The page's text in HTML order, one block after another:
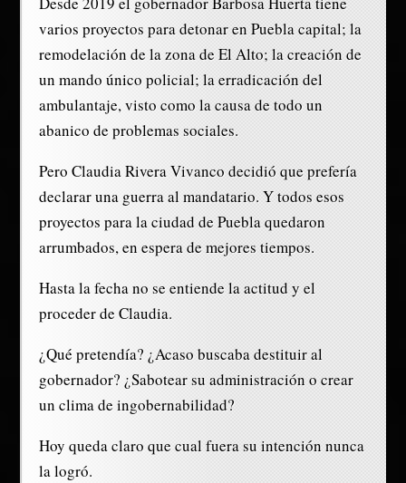
varios proyectos para detonar en Puebla capital; la
remodelación de la zona de El Alto; la creación de
un mando único policial; la erradicación del
ambulantaje, visto como la causa de todo un
abanico de problemas sociales.
Pero Claudia Rivera Vivanco decidió que prefería
declarar una guerra al mandatario. Y todos esos
proyectos para la ciudad de Puebla quedaron
arrumbados, en espera de mejores tiempos.
Hasta la fecha no se entiende la actitud y el
proceder de Claudia.
¿Qué pretendía? ¿Acaso buscaba destituir al
gobernador? ¿Sabotear su administración o crear
un clima de ingobernabilidad?
Hoy queda claro que cual fuera su intención nunca
la logró.